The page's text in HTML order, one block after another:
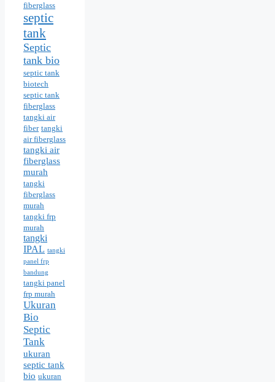
fiberglass
septic
tank
Septic
tank bio
septic tank
biotech
septic tank
fiberglass
tangki air
fiber tangki
air fiberglass
tangki air
fiberglass
murah
tangki
fiberglass
murah
tangki frp
murah
tangki
IPAL tangki
panel frp
bandung
tangki panel
frp murah
Ukuran
Bio
Septic
Tank
ukuran
septic tank
bio ukuran